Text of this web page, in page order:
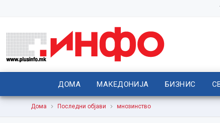
ДОМА МАКЕДОНИЈА БИЗНИС
Дома Последни објави мнозинство